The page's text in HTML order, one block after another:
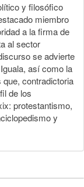
y filosófico
miembro
a la firma de
al sector
se advierte
así como la
contradictoria
de los
protestantismo,
y